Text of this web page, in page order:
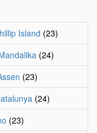
Island (23)
(24)
(23)
(24)
(23)